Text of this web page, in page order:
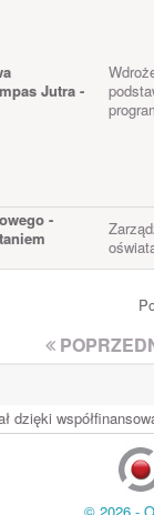
Jutra -
-
dzięki